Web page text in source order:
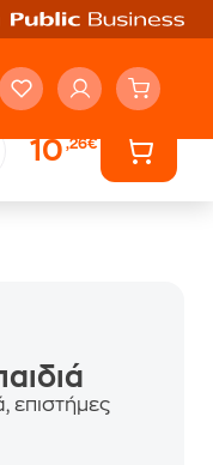
10,26€
επιστήμες